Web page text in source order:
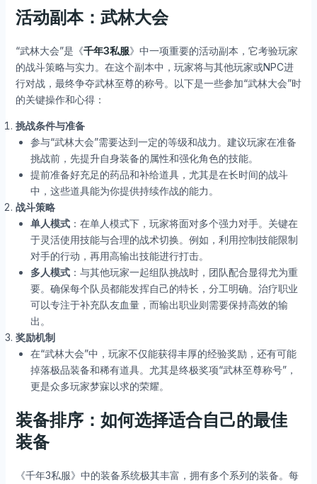
活动副本：武林大会
“武林大会”是《千年3私服》中一项重要的活动副本，它考验玩家
的战斗策略与实力。在这个副本中，玩家将与其他玩家或NPC进
行对战，最终争夺武林至尊的称号。以下是一些参加“武林大会”时
的关键操作和心得：
挑战条件与准备
参与“武林大会”需要达到一定的等级和战力。建议玩家在准备
挑战前，先提升自身装备的属性和强化角色的技能。
提前准备好充足的药品和补给道具，尤其是在长时间的战斗
中，这些道具能为你提供持续作战的能力。
战斗策略
单人模式：在单人模式下，玩家将面对多个强力对手。关键在
于灵活使用技能与合理的战术切换。例如，利用控制技能限制
对手的行动，再用高输出技能进行打击。
多人模式：与其他玩家一起组队挑战时，团队配合显得尤为重
要。确保每个队员都能发挥自己的特长，分工明确。治疗职业
可以专注于补充队友血量，而输出职业则需要保持高效的输
出。
奖励机制
在“武林大会”中，玩家不仅能获得丰厚的经验奖励，还有可能
掉落极品装备和稀有道具。尤其是终极奖项“武林至尊称号”，
更是众多玩家梦寐以求的荣耀。
装备排序：如何选择适合自己的最佳
装备
《千年3私服》中的装备系统极其丰富，拥有多个系列的装备。每